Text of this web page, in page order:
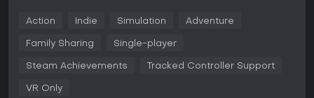
ambientali come sedie usate come armi improvvisate. Nemici
comportamento, ad esempio zoppicando dopo ferite alle
analogico per scatti o salti, mentre i livelli non lineari
Action Indie Simulation Adventure
Family Sharing Single-player
Steam Achievements Tracked Controller Support
VR Only